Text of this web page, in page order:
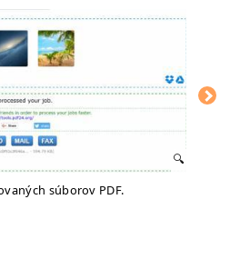
súborov PDF.